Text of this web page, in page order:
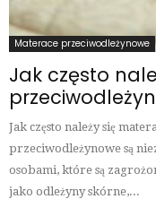
Materace przeciwodleżynowe
Jak często
Jak często należy się
przeciwodleżynowe są
osobami, które są
jako odleżyny skórne,...